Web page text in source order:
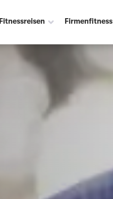
Fitnessreisen Firmenfitness